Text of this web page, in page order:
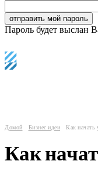
Пароль будет выслан
Домой Бизнес идеи Как начать
Как